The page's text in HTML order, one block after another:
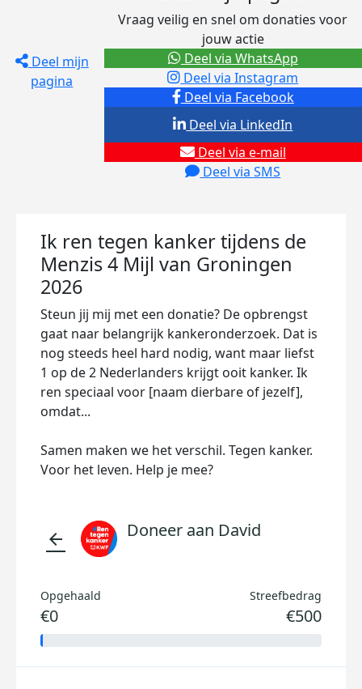
Deel mijn
pagina
Vraag veilig en snel om donaties voor
jouw actie
Deel via Facebook
Deel via Instagram
Deel via e-mail
Deel via SMS
Deel via LinkedIn
Deel via WhatsApp
Ik ren tegen kanker tijdens de
Menzis 4 Mijl van Groningen
2026
Steun jij mij met een donatie? De opbrengst
gaat naar belangrijk kankeronderzoek. Dat is
nog steeds heel hard nodig, want maar liefst
1 op de 2 Nederlanders krijgt ooit kanker. Ik
ren speciaal voor [naam dierbare of jezelf],
omdat...
Samen maken we het verschil. Tegen kanker.
Voor het leven. Help je mee?
arrow_back Doneer aan David
Opgehaald
€0
Streefbedrag
€500